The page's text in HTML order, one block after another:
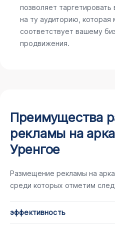
позволяет
на ту аудиторию, которая
соответствует вашему
продвижения.
Преимущества
рекламы на
Уренгое
Размещение рекламы на
среди которых отметим
эффективность